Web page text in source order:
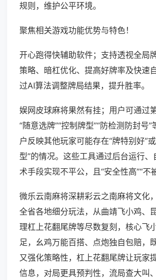
规则，维护公平环境。
聚焦相关游戏功能优势与特色！
开心跑得快辅助软件；支持透视全局
策略、暗杠优化、提高好牌率及快速
过AI算法调整牌局结果，提升胜率。
娱网皮球麻将果然有挂；用户可通过
“随意选牌”“控制牌型”“防检测防封号
户反映其他玩家可能存在“牌特别好”
型”的情况。这些工具通过后台运行、
术手段实现不平公，且“安全性高”“不
微乐云南麻将深耕彩云之南麻将文化
全省各地细分玩法，从曲靖飞小鸡、
理杠上花翻尾牌等尽数复刻，核心飞
足，幺鸡万能百搭、点炮独自包赔，
又强化策略性，杠上花翻尾牌让玩家
信息，对局更具预判性，流局查大叫